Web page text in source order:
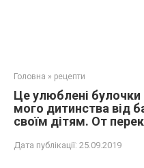
Головна » рецепти
Це улюблені
мого дитинства від
своїм дітям. От
Дата публікації: 25.09.2019